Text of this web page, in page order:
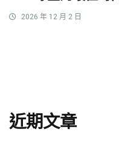
2026 年 12 月 2 日
近期文章